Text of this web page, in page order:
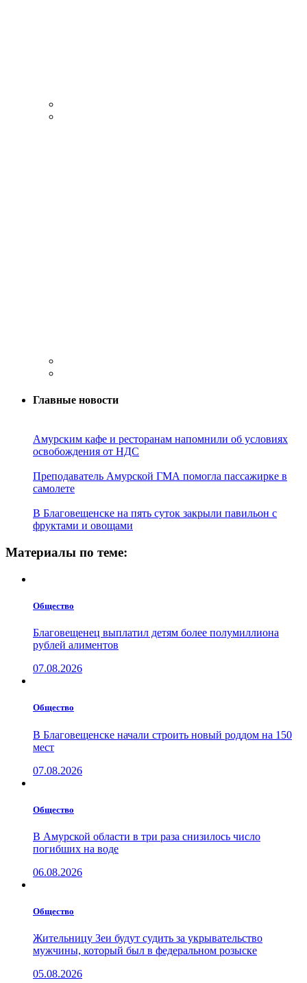
Главные новости
Амурским кафе и ресторанам напомнили об условиях
освобождения от НДС
Преподаватель Амурской ГМА помогла пассажирке в
самолете
В Благовещенске на пять суток закрыли павильон с
фруктами и овощами
Материалы по теме:
Общество
Благовещенец выплатил детям более полумиллиона
рублей алиментов
07.08.2026
Общество
В Благовещенске начали строить новый роддом на 150
мест
07.08.2026
Общество
В Амурской области в три раза снизилось число
погибших на воде
06.08.2026
Общество
Жительницу Зеи будут судить за укрывательство
мужчины, который был в федеральном розыске
05.08.2026